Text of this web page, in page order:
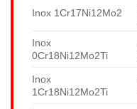
Inox 1Cr17Ni12Mo2
Inox
0Cr18Ni12Mo2Ti
Inox
1Cr18Ni12Mo2Ti